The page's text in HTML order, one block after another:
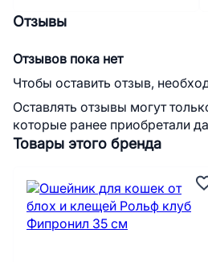
Товары этого бренда
Отзывы
Отзывов пока нет
Чтобы оставить отзыв,
Оставлять отзывы могут
которые ранее приобретали